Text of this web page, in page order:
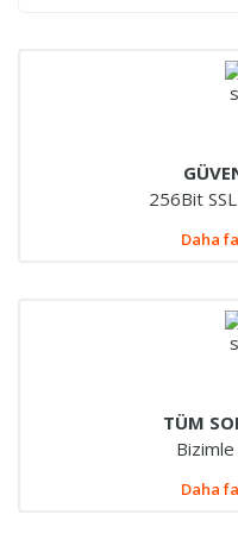
256Bit
Daha
TÜM
Daha